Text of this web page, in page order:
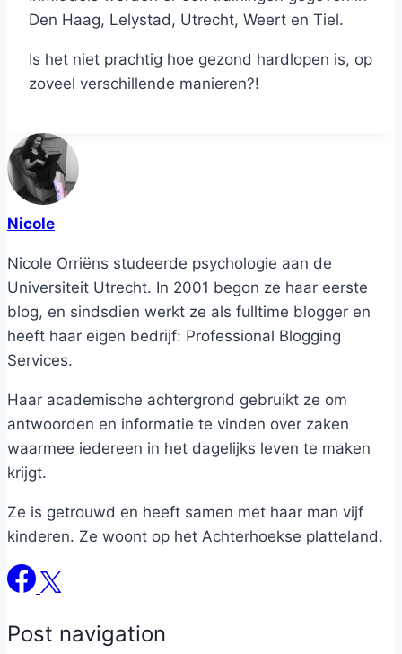
Den Haag, Lelystad, Utrecht, Weert en Tiel.
Is het niet prachtig hoe gezond hardlopen is, op
zoveel verschillende manieren?!
Nicole
Nicole Orriëns studeerde psychologie aan de
Universiteit Utrecht. In 2001 begon ze haar eerste
blog, en sindsdien werkt ze als fulltime blogger en
heeft haar eigen bedrijf: Professional Blogging
Services.
Haar academische achtergrond gebruikt ze om
antwoorden en informatie te vinden over zaken
waarmee iedereen in het dagelijks leven te maken
krijgt.
Ze is getrouwd en heeft samen met haar man vijf
kinderen. Ze woont op het Achterhoekse platteland.
Post navigation